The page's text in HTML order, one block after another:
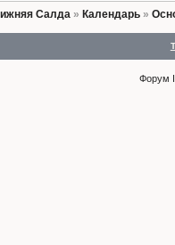
Салда» Календарь»
Форум